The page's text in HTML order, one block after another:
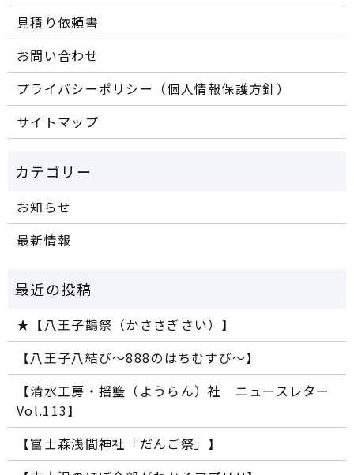
見積り依頼書
お問い合わせ
プライバシーポリシー（個人情報保護方針）
サイトマップ
お知らせ
最新情報
★【八王子鵲祭（かささぎさい）】
【八王子八結び～888のはちむすび～】
【清水工房・揺籃（ようらん）社 ニュースレター
Vol.113】
【富士森浅間神社「だんご祭」】